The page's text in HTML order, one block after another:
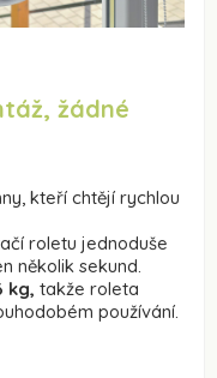
žádné
kteří chtějí rychlou
roletu jednoduše
několik sekund.
kg, takže roleta
používání.